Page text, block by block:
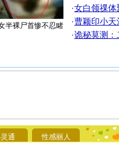
半裸尸首惨不忍睹
·女白领祼体
·曹颖印小天
·诡秘莫测：
通 性感丽人
要平安！
[圣诞节]
能正大